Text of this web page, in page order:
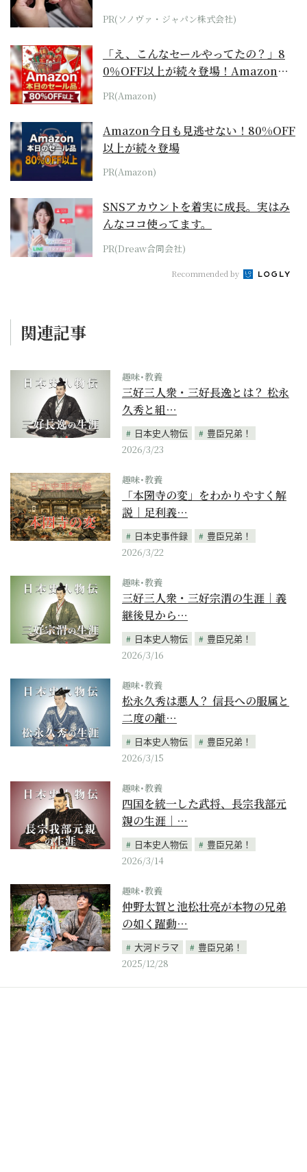
PR(ソノヴァ・ジャパン株式会社)
「え、こんなセールやってたの？」8
0％OFF以上が続々登場！Amazonの
本気が...
PR(Amazon)
Amazon今日も見逃せない！80%OFF
以上が続々登場
PR(Amazon)
SNSアカウントを着実に成長。実はみ
んなココ使ってます。
PR(Dreaw合同会社)
Recommended by
関連記事
趣味･教養
三好三人衆・三好長逸とは？ 松永
久秀と組…
日本史人物伝
豊臣兄弟！
2026/3/23
趣味･教養
「本圀寺の変」をわかりやすく解
説｜足利義…
日本史事件録
豊臣兄弟！
2026/3/22
趣味･教養
三好三人衆・三好宗渭の生涯｜義
継後見から…
日本史人物伝
豊臣兄弟！
2026/3/16
趣味･教養
松永久秀は悪人？ 信長への服属と
二度の離…
日本史人物伝
豊臣兄弟！
2026/3/15
趣味･教養
四国を統一した武将、長宗我部元
親の生涯｜…
日本史人物伝
豊臣兄弟！
2026/3/14
趣味･教養
仲野太賀と池松壮亮が本物の兄弟
の如く躍動…
大河ドラマ
豊臣兄弟！
2025/12/28